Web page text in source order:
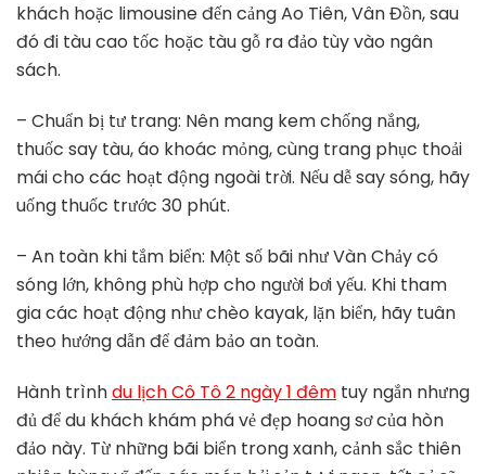
khách hoặc limousine đến cảng Ao Tiên, Vân Đồn, sau
đó đi tàu cao tốc hoặc tàu gỗ ra đảo tùy vào ngân
sách.
– Chuẩn bị tư trang: Nên mang kem chống nắng,
thuốc say tàu, áo khoác mỏng, cùng trang phục thoải
mái cho các hoạt động ngoài trời. Nếu dễ say sóng, hãy
uống thuốc trước 30 phút.
– An toàn khi tắm biển: Một số bãi như Vàn Chảy có
sóng lớn, không phù hợp cho người bơi yếu. Khi tham
gia các hoạt động như chèo kayak, lặn biển, hãy tuân
theo hướng dẫn để đảm bảo an toàn.
Hành trìnhdu lịch Cô Tô 2 ngày 1 đêm tuy ngắn nhưng
đủ để du khách khám phá vẻ đẹp hoang sơ của hòn
đảo này. Từ những bãi biển trong xanh, cảnh sắc thiên